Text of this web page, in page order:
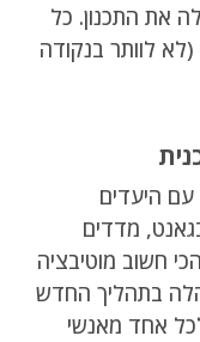
את התכנון. כל
(לא לוותר בנקודה
היעדים
מדדים
חשוב מוטיבציה
בתהליך החדש
אחד מאנשי